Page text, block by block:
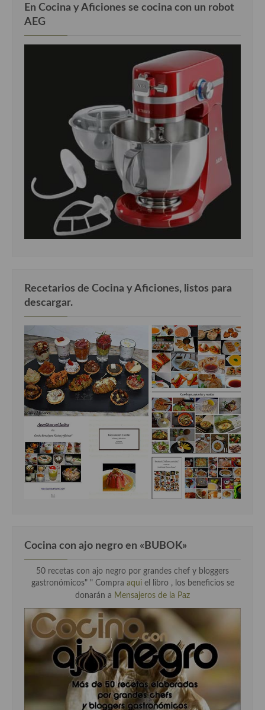
En Cocina y Aficiones se cocina con un robot
AEG
Recetarios de Cocina y Aficiones, listos para
descargar.
Cocina con ajo negro en «BUBOK»
50 recetas con ajo negro por grandes chef y bloggers
gastronómicos" " Compra aqui el libro , los beneficios se
donarán a Mensajeros de la Paz